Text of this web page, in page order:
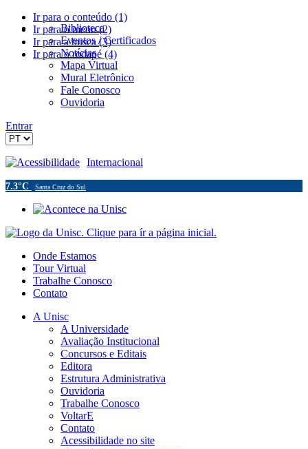
Ir para o conteúdo (1)
Ir para o menu (2)
Ir para a busca (3)
Ir para o rodapé (4)
Biblioteca
Eventos / Certificados
Notícias
Mapa Virtual
Mural Eletrônico
Fale Conosco
Ouvidoria
Entrar
Acessibilidade Internacional
7.3°C Santa Cruz do Sul
Onde Estamos
Tour Virtual
Trabalhe Conosco
Contato
A Unisc
A Universidade
Avaliação Institucional
Concursos e Editais
Editora
Estrutura Administrativa
Ouvidoria
Trabalhe Conosco
VoltarE
Contato
Acessibilidade no site